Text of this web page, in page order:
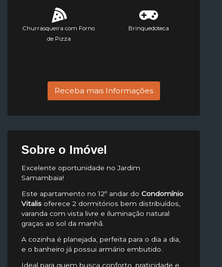
Churrasqueira com Forno
de Pizza
Brinquedoteca
Receba mais Informações
Sobre o Imóvel
Excelente oportunidade no Jardim
Samambaia!
Este apartamento no 12º andar do Condomínio
Vitalis oferece 2 dormitórios bem distribuídos,
varanda com vista livre e iluminação natural
graças ao sol da manhã.
A cozinha é planejada, perfeita para o dia a dia,
e o banheiro já possui armário embutido.
Ideal para quem busca conforto, praticidade e